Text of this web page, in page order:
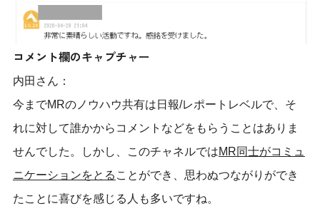
コメント欄のキャプチャー
内田さん：
今までMRのノウハウ共有は日報/レポートレベルで、そ
れに対して誰かからコメントなどをもらうことはありま
せんでした。しかし、このチャネルではMR同士がコミュ
ニケーションをとる ことができ、思わぬつながりができ
たことに喜びを感じる人も多いですね。